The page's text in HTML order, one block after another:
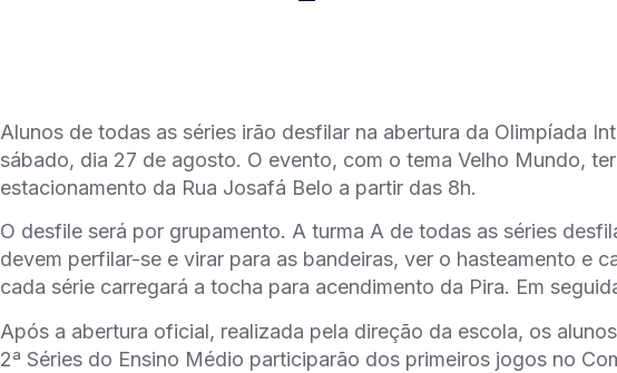
Alunos de todas as séries irão desfilar na abertura da Olimpíada
sábado, dia 27 de agosto. O evento, com o tema Velho Mundo,
estacionamento da Rua Josafá Belo a partir das 8h.
O desfile será por grupamento. A turma A de todas as séries
devem perfilar-se e virar para as bandeiras, ver o hasteamento e
cada série carregará a tocha para acendimento da Pira. Em
Após a abertura oficial, realizada pela direção da escola, os
2ª Séries do Ensino Médio participarão dos primeiros jogos no